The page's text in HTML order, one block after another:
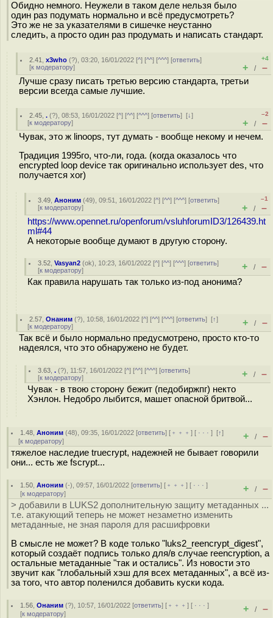
Обидно немного. Неужели в таком деле нельзя было
один раз подумать нормально и всё предусмотреть?
Это же не за указателями в сишечке неустанно
следить, а просто один раз продумать и написать стандарт.
2.41 ,x3who (?), 03:20, 16/01/2022 [^] [^^] [^^^] [ответить]
[к модератору]
+4
+ / –
Лучше сразу писать третью версию стандарта, третьи
версии всегда самые лучшие.
2.45 ,. (?), 08:53, 16/01/2022 [^] [^^] [^^^] [ответить][↓]
[к модератору]
–2
+ / –
Чувак, это ж linoops, тут думать - вообще некому и нечем.
Традиция 1995го, что-ли, года. (когда оказалось что
encrypted loop device так оригинально использует des, что
получается xor)
3.49 ,Аноним (49), 09:51, 16/01/2022 [^] [^^] [^^^] [ответить]
[к модератору]
–1
+ / –
https://www.opennet.ru/openforum/vsluhforumID3/126439.ht
ml#44
А некоторые вообще думают в другую сторону.
3.52 ,Vasyan2 (ok), 10:23, 16/01/2022 [^] [^^] [^^^] [ответить]
[к модератору] + / –
Как правила нарушать так только из-под анонима?
2.57 ,Онаним (?), 10:58, 16/01/2022 [^] [^^] [^^^] [ответить][↑]
[к модератору] + / –
Так всё и было нормально предусмотрено, просто кто-то
надеялся, что это обнаружено не будет.
3.63 ,. (?), 11:57, 16/01/2022 [^] [^^] [^^^] [ответить]
[к модератору] + / –
Чувак - в твою сторону бежит (педобиржпг) некто
Хэнлон. Недобро лыбится, машет опасной бритвой...
1.48 ,Аноним (48), 09:35, 16/01/2022 [ответить] [ ﹢﹢﹢] [ · · ·][↑]
[к модератору] + / –
тяжелое наследие truecrypt, надежней не бывает говорили
они... есть же fscrypt...
1.50 ,Аноним (-), 09:57, 16/01/2022 [ответить] [ ﹢﹢﹢] [ · · ·]
[к модератору] + / –
> добавили в LUKS2 дополнительную защиту метаданных ...
т.е. атакующий теперь не может незаметно изменить
метаданные, не зная пароля для расшифровки
В смысле не может? В коде только "luks2_reencrypt_digest",
который создаёт подпись только для/в случае reencryption, а
остальные метаданные "так и остались". Из новости это
звучит как "глобальный хэш для всех метаданных", а всё из-
за того, что автор поленился добавить куски кода.
1.56 ,Онаним (?), 10:57, 16/01/2022 [ответить] [ ﹢﹢﹢] [ · · ·]
[к модератору] + / –